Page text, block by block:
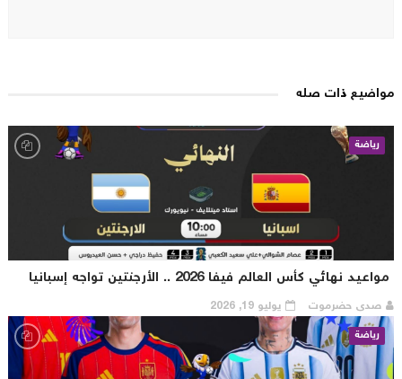
ذات صله
رياضة
نهائي كأس العالم فيفا 2026 .. الأرجنتين تواجه إسبانيا
صدى حضرموت
يوليو 19, 2026
رياضة